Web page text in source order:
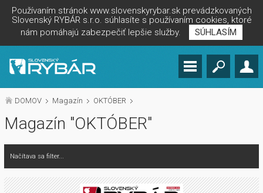
Používaním stránok www.slovenskyrybar.sk prevádzkovaných
Slovenský RYBÁR s.r.o. súhlasíte s používaním cookies, ktoré
nám pomáhajú zabezpečiť lepšie služby.
SÚHLASÍM
DOMOV Magazín OKTÓBER
Magazín "OKTÓBER"
Načítava sa filter...